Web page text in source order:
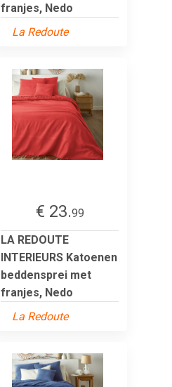
franjes, Nedo
La Redoute
€ 23.99
LA REDOUTE
INTERIEURS Katoenen
beddensprei met
franjes, Nedo
La Redoute